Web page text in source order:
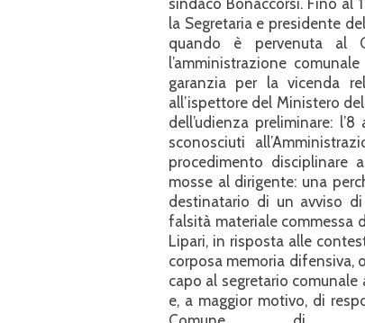
la Segretaria e presidente
quando è pervenuta al
l’amministrazione
garanzia per la vicenda
all’ispettore del Ministero
dell’udienza preliminare:
sconosciuti
procedimento disciplinare
mosse al dirigente: una
destinatario di un avviso
falsità materiale commessa
Lipari, in risposta alle
corposa memoria difensiva,
capo al segretario
e, a maggior motivo, di